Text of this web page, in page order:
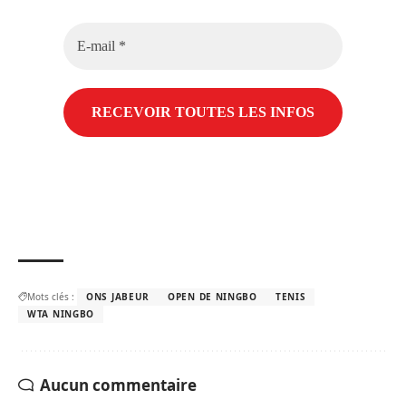
Mots clés : ONS JABEUR OPEN DE NINGBO
TENIS
WTA NINGBO
Aucun commentaire